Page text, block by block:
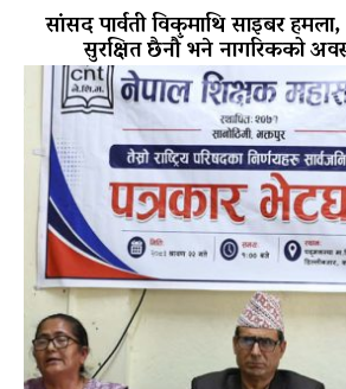
सांसद पार्वती विकमाथि साइबर
सुरक्षित छैनौँ भने नागरिकको